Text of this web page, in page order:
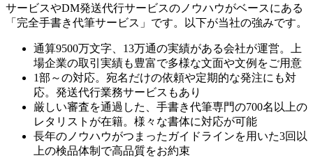
サービスやDM発送代行サービスのノウハウがベースにある
「完全手書き代筆サービス」です。以下が当社の強みです。
通算9500万文字、13万通の実績がある会社が運営。上
場企業の取引実績も豊富で多様な文面や文例をご用意
1部～の対応。宛名だけの依頼や定期的な発注にも対
応。発送代行業務サービスもあり
厳しい審査を通過した、手書き代筆専門の700名以上の
レタリストが在籍。様々な書体に対応が可能
長年のノウハウがつまったガイドラインを用いた3回以
上の検品体制で高品質をお約束